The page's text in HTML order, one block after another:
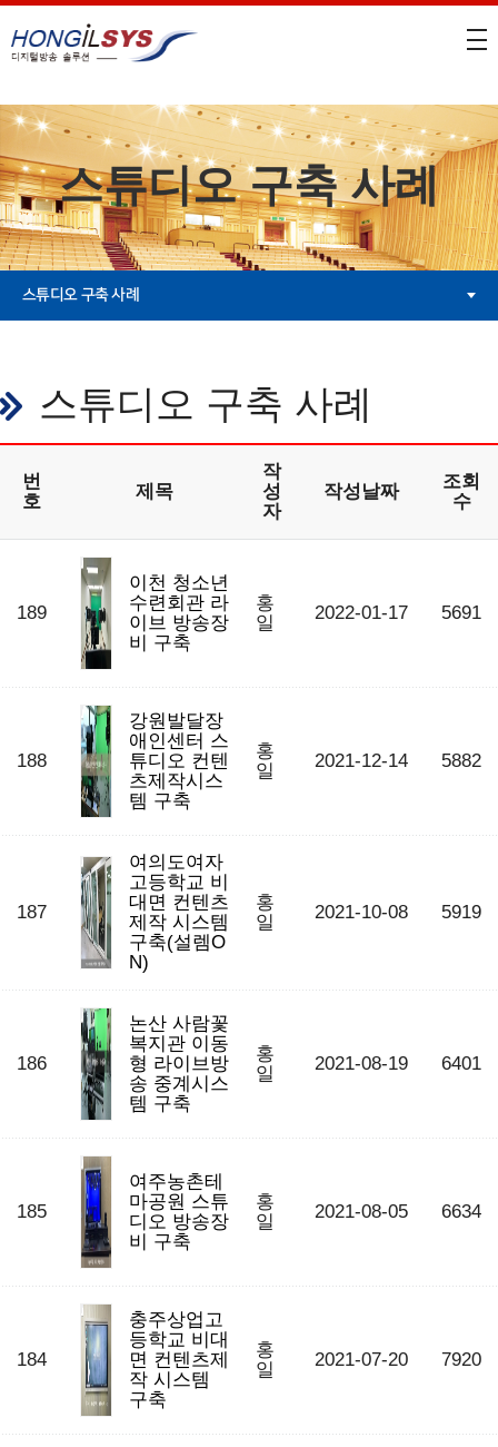
스튜디오 구축 사례
스튜디오 구축 사례
스튜디오 구축 사례
번
호
제목
작
성
자
작성날짜
조회
수
189
이천 청소년
수련회관 라
이브 방송장
비 구축
홍
일
2022-01-17 5691
188
강원발달장
애인센터 스
튜디오 컨텐
츠제작시스
템 구축
홍
일
2021-12-14 5882
187
여의도여자
고등학교 비
대면 컨텐츠
제작 시스템
구축(설렘O
N)
홍
일
2021-10-08 5919
186
논산 사람꽃
복지관 이동
형 라이브방
송 중계시스
템 구축
홍
일
2021-08-19 6401
185
여주농촌테
마공원 스튜
디오 방송장
비 구축
홍
일
2021-08-05 6634
184
충주상업고
등학교 비대
면 컨텐츠제
작 시스템
구축
홍
일
2021-07-20 7920